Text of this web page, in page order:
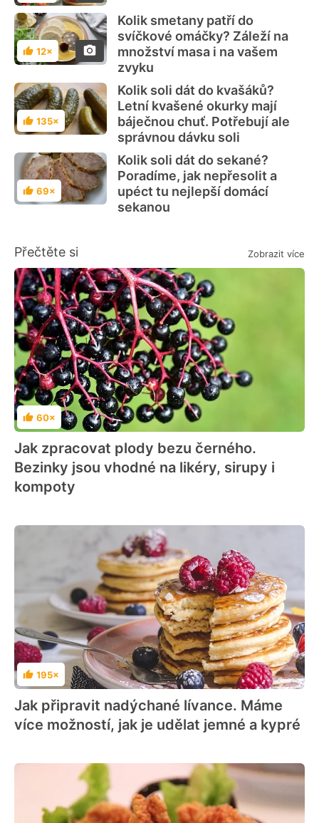
Hodnocení
12×
Kolik smetany patří do
svíčkové omáčky? Záleží na
množství masa i na vašem
zvyku
Hodnocení
135×
Kolik soli dát do kvašáků?
Letní kvašené okurky mají
báječnou chuť. Potřebují ale
správnou dávku soli
Hodnocení
69×
Kolik soli dát do sekané?
Poradíme, jak nepřesolit a
upéct tu nejlepší domácí
sekanou
Přečtěte si Zobrazit více
Hodnocení
60×
Jak zpracovat plody bezu černého.
Bezinky jsou vhodné na likéry, sirupy i
kompoty
Hodnocení
195×
Jak připravit nadýchané lívance. Máme
více možností, jak je udělat jemné a kypré